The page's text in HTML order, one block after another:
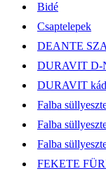
Bidé
Csaptelepek
DEANTE
DURAVIT D-
DURAVIT
Falba
Falba
Falba
FEKETE